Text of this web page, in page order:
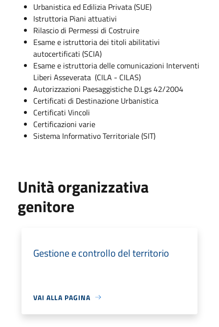
Urbanistica ed Edilizia Privata (SUE)
Istruttoria Piani attuativi
Rilascio di Permessi di Costruire
Esame e istruttoria dei titoli abilitativi
autocertificati (SCIA)
Esame e istruttoria delle comunicazioni Interventi
Liberi Asseverata (CILA - CILAS)
Autorizzazioni Paesaggistiche D.Lgs 42/2004
Certificati di Destinazione Urbanistica
Certificati Vincoli
Certificazioni varie
Sistema Informativo Territoriale (SIT)
Unità organizzativa
genitore
Gestione e controllo del territorio
VAI ALLA PAGINA